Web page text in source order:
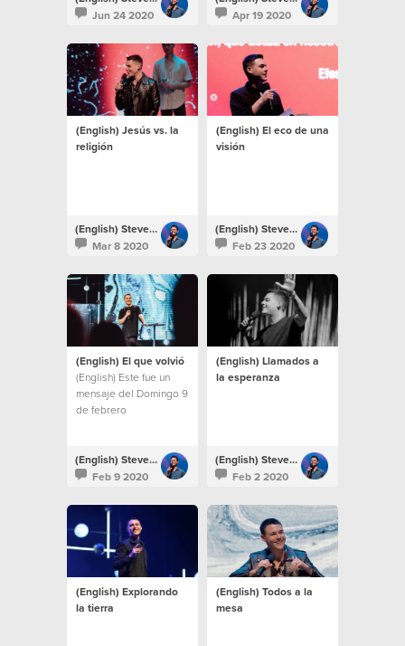
Jun 24 2020
Apr 19 2020
(English) Jesús vs. la
religión
(English) Steven Richards
Mar 8 2020
(English) El eco de una
visión
(English) Steven Richards
Feb 23 2020
(English) El que volvió
(English) Este fue un
mensaje del Domingo 9
de febrero
(English) Steven Richards
Feb 9 2020
(English) Llamados a
la esperanza
(English) Steven Richards
Feb 2 2020
(English) Explorando
la tierra
(English) Todos a la
mesa